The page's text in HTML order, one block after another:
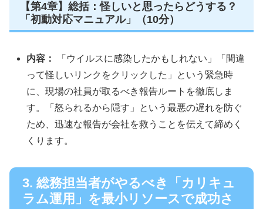
【第4章】総括：怪しいと思ったらどうする？
「初動対応マニュアル」（10分）
内容：
「ウイルスに感染したかもしれない」「間違
って怪しいリンクをクリックした」という緊急時
に、現場の社員が取るべき報告ルートを徹底しま
す。「怒られるから隠す」という最悪の遅れを防ぐ
ため、迅速な報告が会社を救うことを伝えて締めく
くります。
3. 総務担当者がやるべき「カリキュ
ラム運用」を最小リソースで成功さ